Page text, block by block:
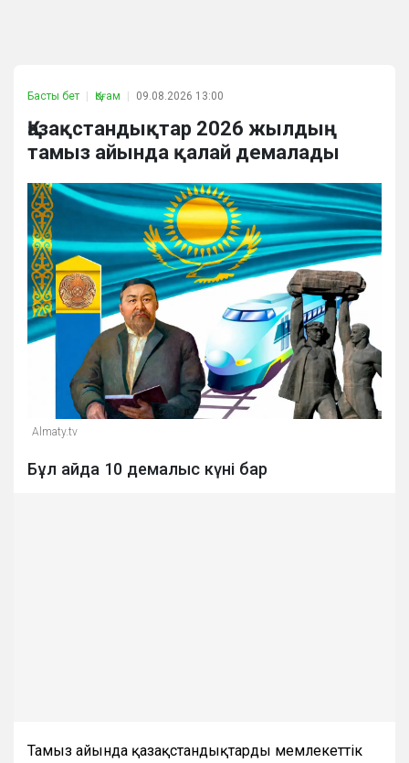
Басты бет Қоғам 09.08.2026 13:00
Қазақстандықтар 2026 жылдың
тамыз айында қалай демалады
Almaty.tv
Бұл айда 10 демалыс күні бар
Тамыз айында қазақстандықтарды мемлекеттік